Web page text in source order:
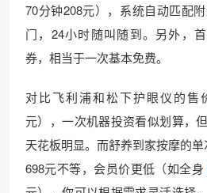
70分钟208元），系统自动匹配
门，24小时随叫随到。另外，
券，相当于一次基本免费。
对比飞利浦和松下护眼仪的售
元），一次机器投资看似划算，
天花板明显。而舒养到家按摩的
698元不等，会员价更低（如全身